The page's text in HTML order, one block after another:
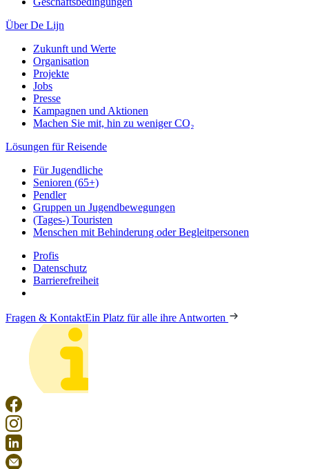
Über De Lijn
Zukunft und Werte
Organisation
Projekte
Jobs
Presse
Kampagnen und Aktionen
Machen Sie mit, hin zu weniger CO₂
Lösungen für Reisende
Für Jugendliche
Senioren (65+)
Pendler
Gruppen un Jugendbewegungen
(Tages-) Touristen
Menschen mit Behinderung oder Begleitpersonen
Profis
Datenschutz
Barrierefreiheit
Fragen & KontaktEin Platz für alle ihre Antworten